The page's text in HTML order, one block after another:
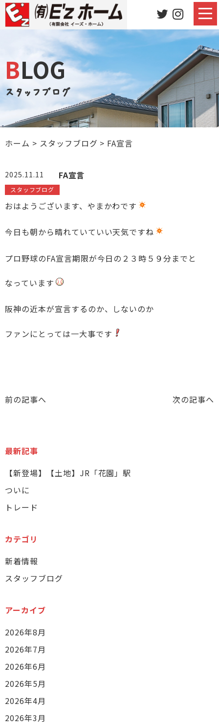
BLOG
スタッフブログ
ホーム > スタッフブログ > FA宣言
2025.11.11 FA宣言
スタッフブログ
おはようございます、やまかわです
今日も朝から晴れていていい天気ですね
プロ野球のFA宣言期限が今日の２３時５９分までと
なっています
阪神の近本が宣言するのか、しないのか
ファンにとっては一大事です
前の記事へ 次の記事へ
最新記事
【新登場】【土地】JR「花園」駅
ついに
トレード
カテゴリ
新着情報
スタッフブログ
アーカイブ
2026年8月
2026年7月
2026年6月
2026年5月
2026年4月
2026年3月